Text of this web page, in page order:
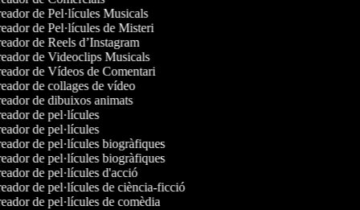
de Pel·lícules Musicals
de Pel·lícules de Misteri
de Reels d’Instagram
de Videoclips Musicals
de Vídeos de Comentari
de collages de vídeo
de dibuixos animats
de pel·lícules
de pel·lícules
de pel·lícules biogràfiques
de pel·lícules biogràfiques
de pel·lícules d'acció
de pel·lícules de ciència-ficció
de pel·lícules de comèdia